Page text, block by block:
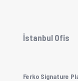
İstanbul Ofis
Ferko Signature